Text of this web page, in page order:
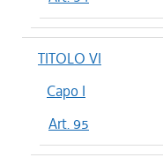
TITOLO VI
Capo I
Art. 95